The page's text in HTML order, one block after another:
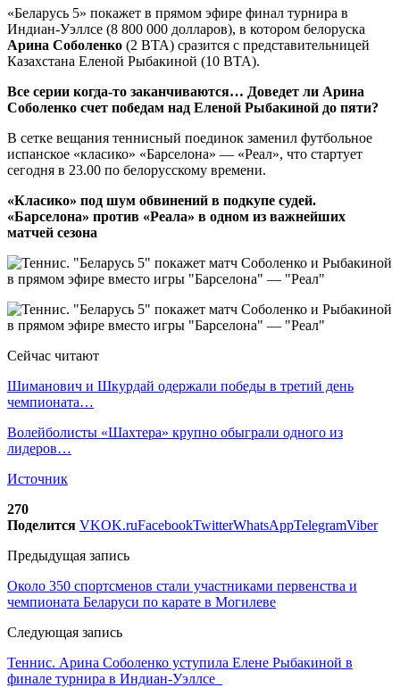
«Беларусь 5» покажет в прямом эфире финал турнира в
Индиан-Уэллсе (8 800 000 долларов), в котором белоруска
Арина Соболенко (2 ВТА) сразится с представительницей
Казахстана Еленой Рыбакиной (10 ВТА).
Все серии когда-то заканчиваются… Доведет ли Арина
Соболенко счет победам над Еленой Рыбакиной до пяти?
В сетке вещания теннисный поединок заменил футбольное
испанское «класико» «Барселона» — «Реал», что стартует
сегодня в 23.00 по белорусскому времени.
«Класико» под шум обвинений в подкупе судей.
«Барселона» против «Реала» в одном из важнейших
матчей сезона
Сейчас читают
Шиманович и Шкурдай одержали победы в третий день
чемпионата…
Волейболисты «Шахтера» крупно обыграли одного из
лидеров…
Источник
270
Поделится VKOK.ruFacebookTwitterWhatsAppTelegramViber
Предыдущая запись
Около 350 спортсменов стали участниками первенства и
чемпионата Беларуси по карате в Могилеве
Следующая запись
Теннис. Арина Соболенко уступила Елене Рыбакиной в
финале турнира в Индиан-Уэллсе